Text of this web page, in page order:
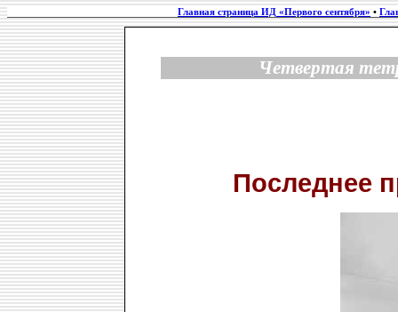
Главная страница ИД «Первого сентября» •
Четвертая
Последнее